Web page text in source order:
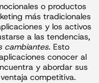
o productos
más tradicionales
y los activos
a las tendencias,
cambiantes. Esto
conocer al
y abordar sus
competitiva.